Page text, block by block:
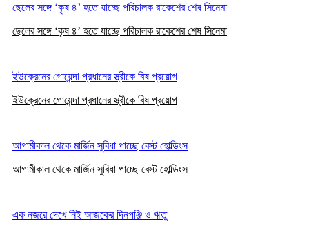
ছেলের সঙ্গে ‘কৃষ ৪’ হতে যাচ্ছে পরিচালক রাকেশের শেষ সিনেমা
ছেলের সঙ্গে ‘কৃষ ৪’ হতে যাচ্ছে পরিচালক রাকেশের শেষ সিনেমা
ইউক্রেনের গোয়েন্দা প্রধানের স্ত্রীকে বিষ প্রয়োগ
ইউক্রেনের গোয়েন্দা প্রধানের স্ত্রীকে বিষ প্রয়োগ
আগামীকাল থেকে মার্জিন সুবিধা পাচ্ছে বেস্ট হোল্ডিংস
আগামীকাল থেকে মার্জিন সুবিধা পাচ্ছে বেস্ট হোল্ডিংস
এক নজরে দেখে নিই আজকের দিনপঞ্জি ও ঋতু